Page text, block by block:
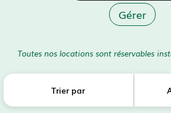
Gérer
Toutes nos locations sont réservables
Trier par